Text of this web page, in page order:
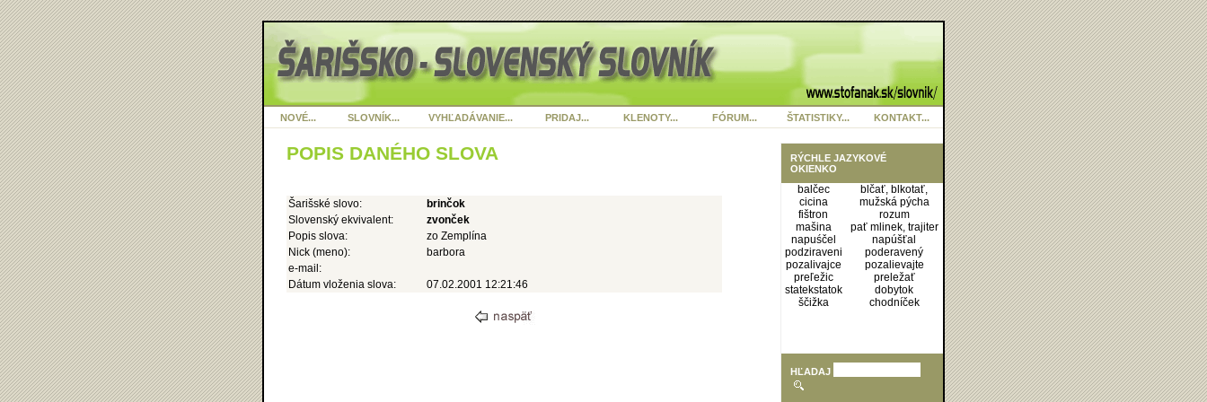
NOVÉ... SLOVNÍK... VYHĽADÁVANIE... PRIDAJ... KLENOTY... FÓRUM... ŠTATISTIKY... KONTAKT...
RÝCHLE JAZYKOVÉ
OKIENKO
balčec
blčať, blkotať,
cicina
mužská pýcha
fištron
rozum
mašina
pať mlinek, trajiter
napuśčel
napúšťal
podziraveni
poderavený
pozalivajce
pozalievajte
preľežic
preležať
statekstatok
dobytok
ščižka
chodníček
HĽADAJ
POPIS DANÉHO SLOVA
Šarišské slovo:
brinčok
Slovenský ekvivalent:
zvonček
Popis slova:
zo Zemplína
Nick (meno):
barbora
e-mail:
Dátum vloženia slova:
07.02.2001 12:21:46